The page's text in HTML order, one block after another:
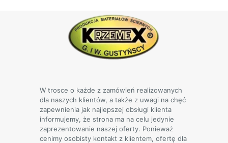
wybrać
na
stronie
produktu
W trosce o każde z zamówień realizowanych
dla naszych klientów, a także z uwagi na chęć
zapewnienia jak najlepszej obsługi klienta
informujemy, że strona ma na celu jedynie
zaprezentowanie naszej oferty. Ponieważ
cenimy osobisty kontakt z klientem, ofertę dla